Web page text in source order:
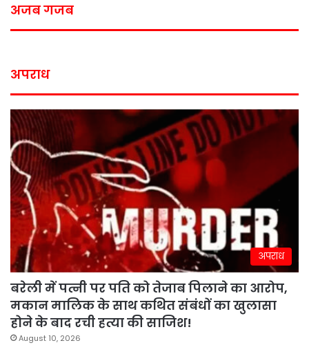
अजब गजब
अपराध
अपराध
बरेली में पत्नी पर पति को तेजाब पिलाने का आरोप,
मकान मालिक के साथ कथित संबंधों का खुलासा
होने के बाद रची हत्या की साजिश!
August 10, 2026